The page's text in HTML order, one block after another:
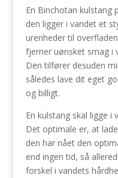
En Binchotan kulstang
den ligger i vandet et
urenheder til
fjerner uønsket smag i
Den tilfører desuden
således lave dit eget
og billigt.
En kulstang skal ligge
Det optimale er, at
den har nået den
end ingen tid, så
forskel i vandets